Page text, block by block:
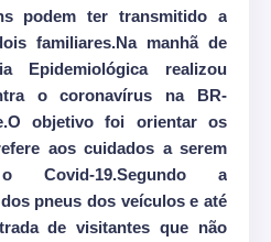
podem ter transmitido a
familiares.Na manhã de
Epidemiológica realizou
o coronavírus na BR-
objetivo foi orientar os
aos cuidados a serem
Covid-19.Segundo a
pneus dos veículos e até
de visitantes que não